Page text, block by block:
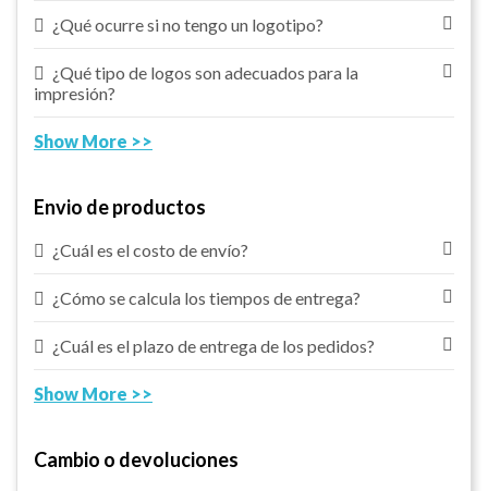
¿Qué ocurre si no tengo un logotipo?
¿Qué tipo de logos son adecuados para la
impresión?
Show More >>
Envio de productos
¿Cuál es el costo de envío?
¿Cómo se calcula los tiempos de entrega?
¿Cuál es el plazo de entrega de los pedidos?
Show More >>
Cambio o devoluciones